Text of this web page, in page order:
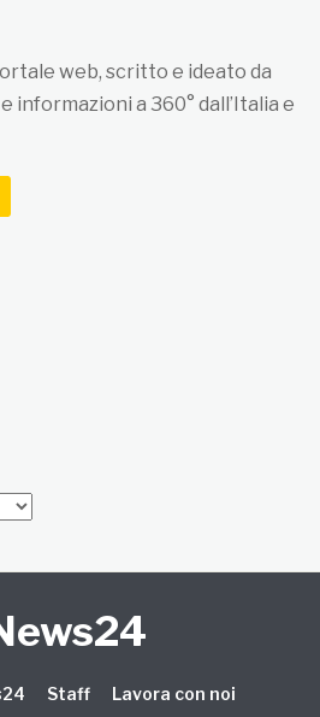
web, scritto e ideato da
informazioni a 360° dall’Italia e
Staff
Lavora con noi